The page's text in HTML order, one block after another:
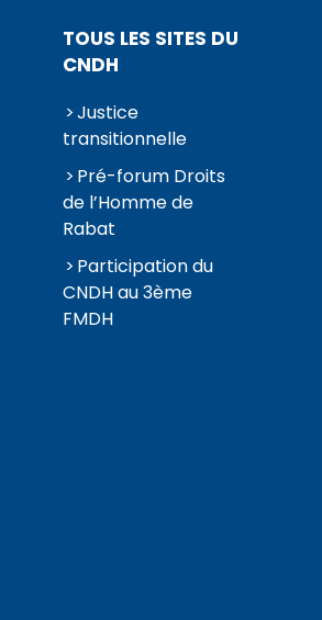
TOUS LES SITES DU
CNDH
Justice
transitionnelle
Pré-forum Droits
de l’Homme de
Rabat
Participation du
CNDH au 3ème
FMDH